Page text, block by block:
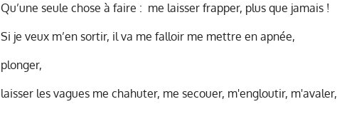
Qu’une seule chose à faire : me laisser frapper, plus que jamais !
Si je veux m’en sortir, il va me falloir me mettre en apnée,
plonger,
laisser les vagues me chahuter, me secouer, m'engloutir, m'avaler,